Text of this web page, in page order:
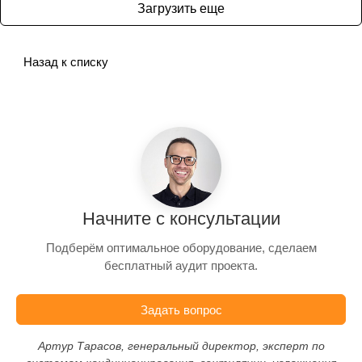
Загрузить еще
Назад к списку
Начните с консультации
Подберём оптимальное оборудование, сделаем
бесплатный аудит проекта.
Задать вопрос
Артур Тарасов, генеральный директор, эксперт по